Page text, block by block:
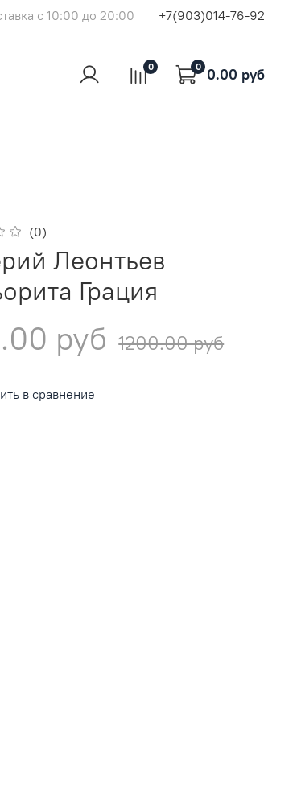
с 10:00 до 20:00 +7(903)014-76-92
0 0 0.00 руб
(0)
Леонтьев
Грация
руб 1200.00 руб
в сравнение